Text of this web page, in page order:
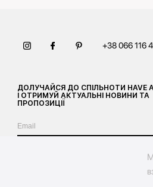
+38 066 116
ДОЛУЧАЙСЯ ДО СПІЛЬНОТИ HAVE A
І ОТРИМУЙ АКТУАЛЬНІ НОВИНИ ТА
ПРОПОЗИЦІЇ